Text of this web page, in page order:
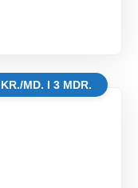
MD. I 3 MDR.